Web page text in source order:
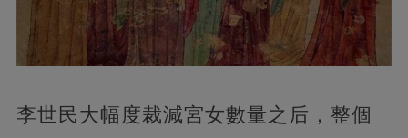
李世民大幅度裁減宮女數量之后，整個